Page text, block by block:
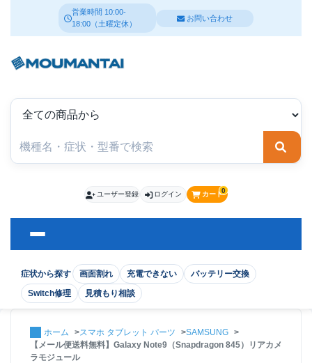
営業時間 10:00-
18:00（土曜定休）
お問い合わせ
検索
症状から探す 画面割れ 充電できない
バッテリー交換
Switch修理
見積もり相談
ユーザー登録 ログイン カート0
ホーム スマホ タブレット パーツ
SAMSUNG
【メール便送料無料】Galaxy Note9（Snapdragon 845）リアカメ
ラモジュール